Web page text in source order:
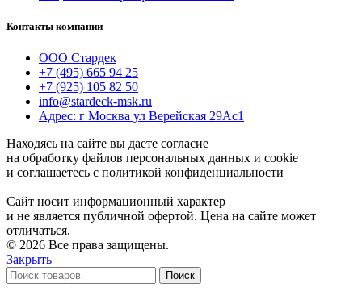
Контакты компании
ООО Стардек
+7 (495) 665 94 25
+7 (925) 105 82 50
info@stardeck-msk.ru
Адрес: г Москва ул Верейская 29Ас1
Находясь на сайте вы даете согласие
на обработку файлов персональных данных и cookie
и соглашаетесь с политикой конфиденциальности
Сайт носит информационный характер
и не является публичной офертой. Цена на сайте может
отличаться.
© 2026 Все права защищены.
Закрыть
Поиск